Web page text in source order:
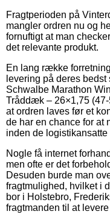
Fragtperioden på
mangler ordren nu og
fornuftigt at man
det relevante produkt.
En lang række
levering på deres
Schwalbe Marathon
Tråddæk – 26×1,75
at ordren laves før et
de har en chance for at
inden de logistikansatte
Nogle få internet
men ofte er det
Desuden burde man
fragtmulighed, hvilket i
bor i Holstebro,
fragtmanden til at